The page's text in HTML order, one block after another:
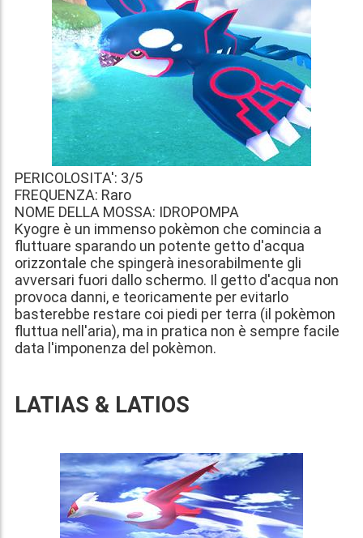
PERICOLOSITA': 3/5
FREQUENZA: Raro
NOME DELLA MOSSA: IDROPOMPA
Kyogre è un immenso pokèmon che comincia a
fluttuare sparando un potente getto d'acqua
orizzontale che spingerà inesorabilmente gli
avversari fuori dallo schermo. Il getto d'acqua non
provoca danni, e teoricamente per evitarlo
basterebbe restare coi piedi per terra (il pokèmon
fluttua nell'aria), ma in pratica non è sempre facile
data l'imponenza del pokèmon.
LATIAS & LATIOS